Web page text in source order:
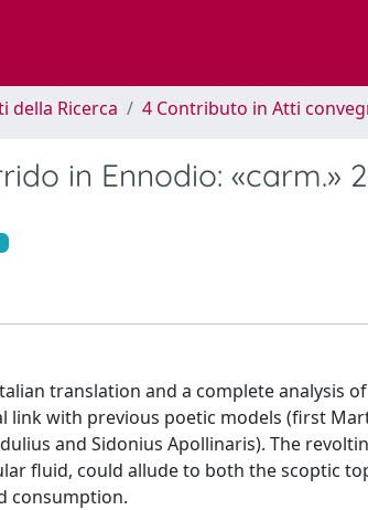
della Ricerca 4 Contributo in Atti
in Ennodio: «carm.»
translation and a complete analysis
link with previous poetic models (first
and Sidonius Apollinaris). The
fluid, could allude to both the scoptic
consumption.